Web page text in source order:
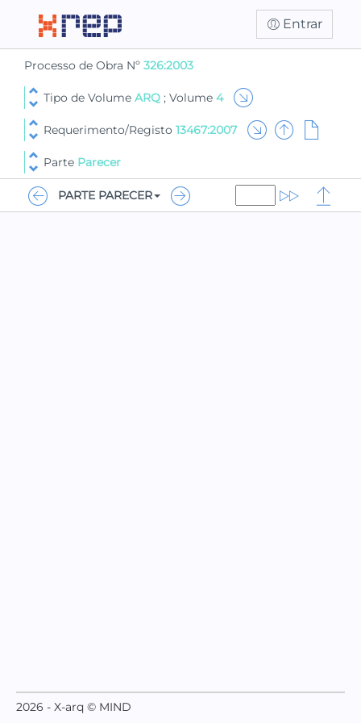
Entrar
Processo de Obra Nº 326:2003
Tipo de Volume ARQ ; Volume 4
Requerimento/Registo 13467:2007
Parte Parecer
PARTE PARECER
2026 - X-arq © MIND